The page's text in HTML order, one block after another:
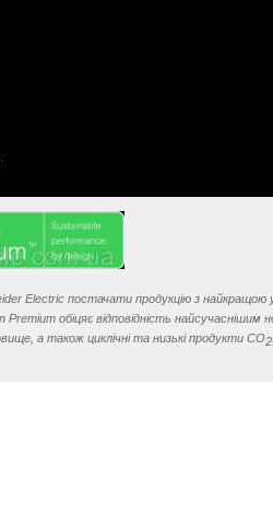
Electric постачати продукцію з найкращою
обіцяє відповідність найсучаснішим
а також циклічні та низькі продукти CO2.